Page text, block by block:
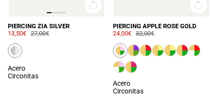
PIERCING ZIA SILVER
13,50€ 27,00€
Acero
Circonitas
PIERCING APPLE ROSE GOLD
24,00€ 32,00€
Acero
Circonitas